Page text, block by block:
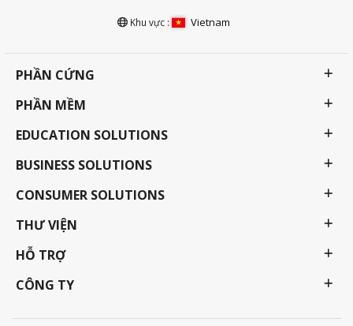
Khu vực : Vietnam
PHẦN CỨNG
PHẦN MỀM
EDUCATION SOLUTIONS
BUSINESS SOLUTIONS
CONSUMER SOLUTIONS
THƯ VIỆN
HỖ TRỢ
CÔNG TY